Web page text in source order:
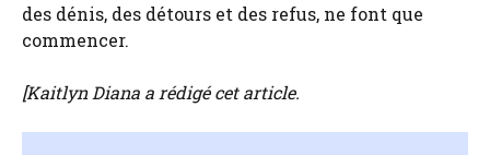
des dénis, des détours et des refus, ne font que
commencer.
[Kaitlyn Diana a rédigé cet article.